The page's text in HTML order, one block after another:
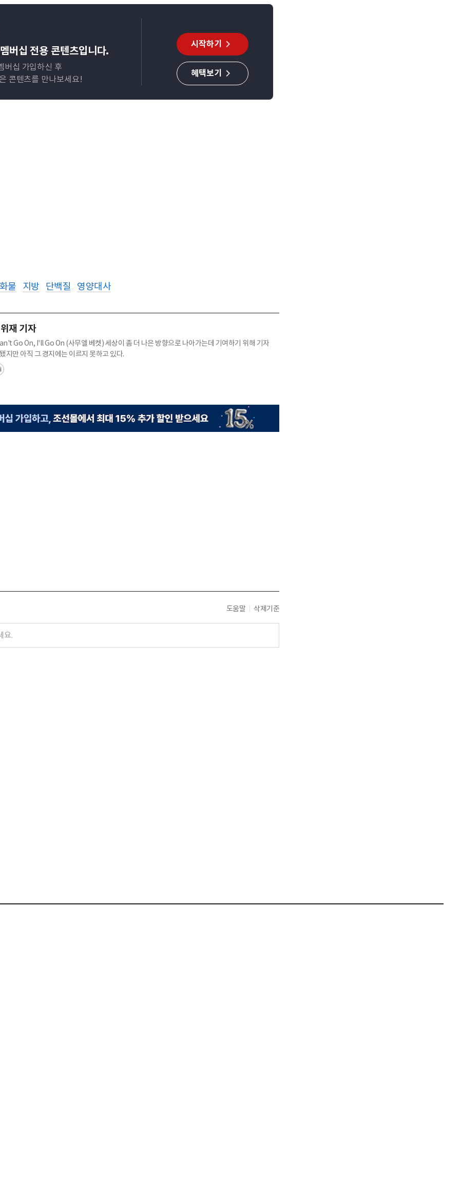
버십 전용 콘텐츠입니다.
버십 가입하신 후
콘텐츠를 만나보세요!
시작하기
혜택보기
물 지방 단백질 영양대사
재 기자
Go On, I'll Go On (사무엘 베켓) 세상이 좀 더 나은 방향으로 나아가는데 기여하기 위해 기자
지만 아직 그 경지에는 이르지 못하고 있다.
도움말 삭제기준